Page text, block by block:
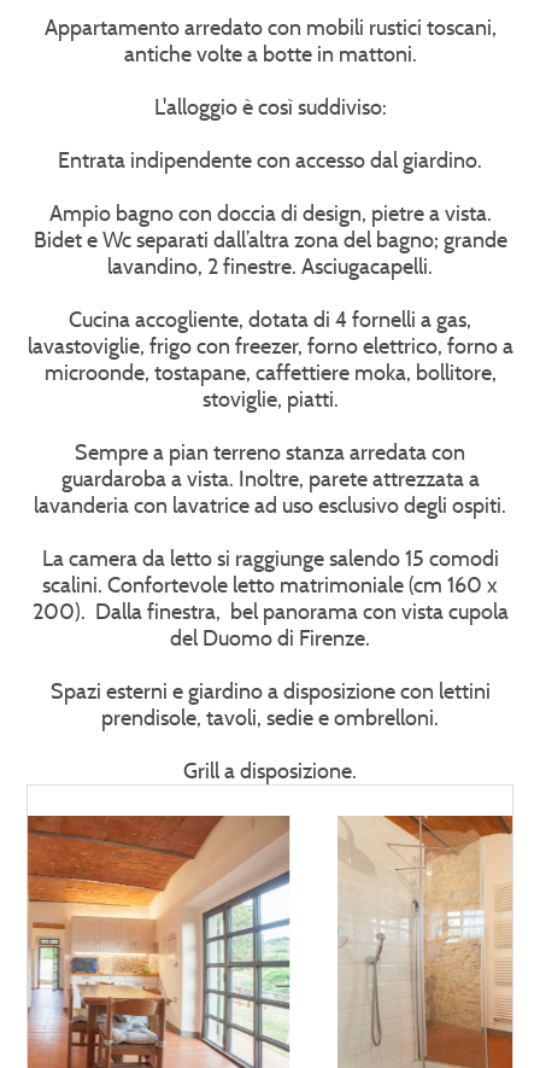
Appartamento arredato con mobili rustici toscani,
antiche volte a botte in mattoni.
L'alloggio è così suddiviso:
Entrata indipendente con accesso dal giardino.
Ampio bagno con doccia di design, pietre a vista.
Bidet e Wc separati dall’altra zona del bagno; grande
lavandino, 2 finestre. Asciugacapelli.
Cucina accogliente, dotata di 4 fornelli a gas,
lavastoviglie, frigo con freezer, forno elettrico, forno a
microonde, tostapane, caffettiere moka, bollitore,
stoviglie, piatti.
Sempre a pian terreno stanza arredata con
guardaroba a vista. Inoltre, parete attrezzata a
lavanderia con lavatrice ad uso esclusivo degli ospiti.
La camera da letto si raggiunge salendo 15 comodi
scalini. Confortevole letto matrimoniale (cm 160 x
200). Dalla finestra, bel panorama con vista cupola
del Duomo di Firenze.
Spazi esterni e giardino a disposizione con lettini
prendisole, tavoli, sedie e ombrelloni.
Grill a disposizione.